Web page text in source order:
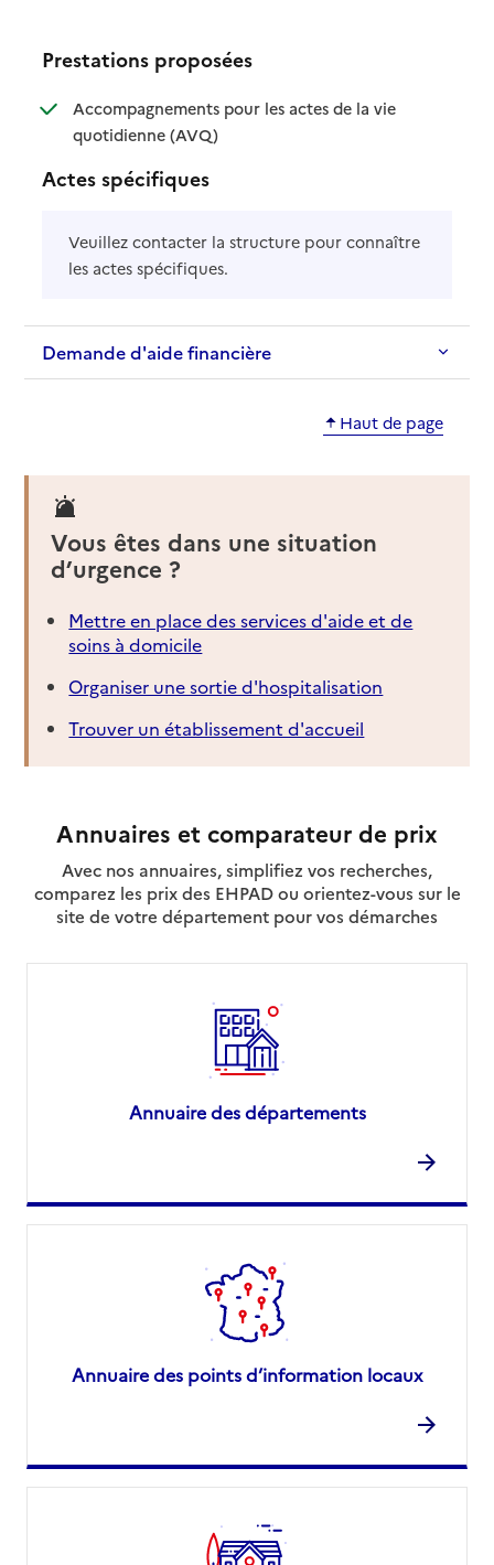
Prestations proposées
Accompagnements pour les actes de la vie
quotidienne (AVQ): disponible
: non disponible
Actes spécifiques
Veuillez contacter la structure pour connaître
les actes spécifiques.
Demande d'aide financière
Haut de page
Vous êtes dans une situation
d’urgence ?
Mettre en place des services d'aide et de
soins à domicile
Organiser une sortie d'hospitalisation
Trouver un établissement d'accueil
Annuaires et comparateur de prix
Avec nos annuaires, simplifiez vos recherches,
comparez les prix des EHPAD ou orientez-vous sur le
site de votre département pour vos démarches
Annuaire des départements
Annuaire des points d’information locaux